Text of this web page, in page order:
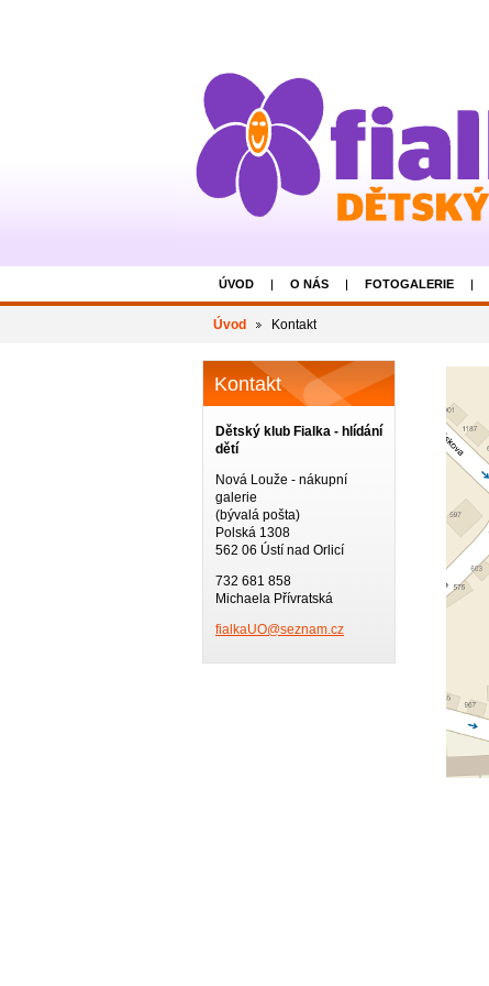
ÚVOD O NÁS FOTOGALERIE
Úvod Kontakt
Kontakt
Dětský klub Fialka - hlídání
dětí
Nová Louže - nákupní
galerie
(bývalá pošta)
Polská 1308
562 06 Ústí nad Orlicí
732 681 858
Michaela Přívratská
fialkaUO@seznam.cz